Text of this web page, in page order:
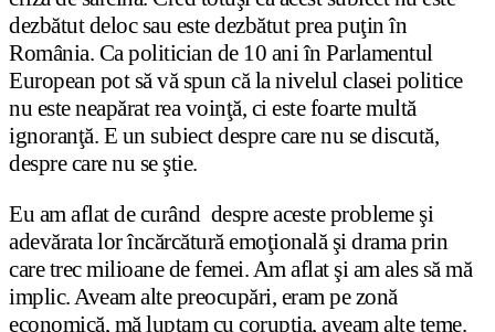
dezbătut deloc sau este dezbătut prea puţin în
România. Ca politician de 10 ani în Parlamentul
European pot să vă spun că la nivelul clasei politice
nu este neapărat rea voinţă, ci este foarte multă
ignoranţă. E un subiect despre care nu se discută,
despre care nu se ştie.
Eu am aflat de curând despre aceste probleme şi
adevărata lor încărcătură emoţională şi drama prin
care trec milioane de femei. Am aflat şi am ales să mă
implic. Aveam alte preocupări, eram pe zonă
economică, mă luptam cu corupţia, aveam alte teme.